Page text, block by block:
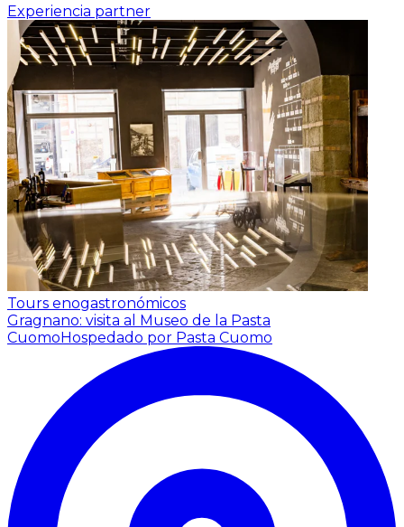
Experiencia partner
Tours enogastronómicos
Gragnano: visita al Museo de la Pasta
CuomoHospedado por Pasta Cuomo